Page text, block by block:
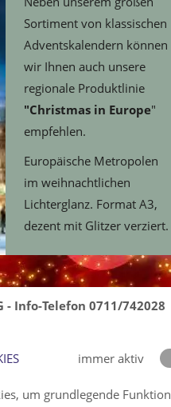
Sortiment von klassischen
Adventskalendern können
wir Ihnen auch unsere
regionale Produktlinie
"Christmas in Europe"
empfehlen.
Europäische Metropolen
im weihnachtlichen
Lichterglanz. Format A3,
dezent mit Glitzer verziert.
- Info-Telefon 0711/742028
immer aktiv
um grundlegende